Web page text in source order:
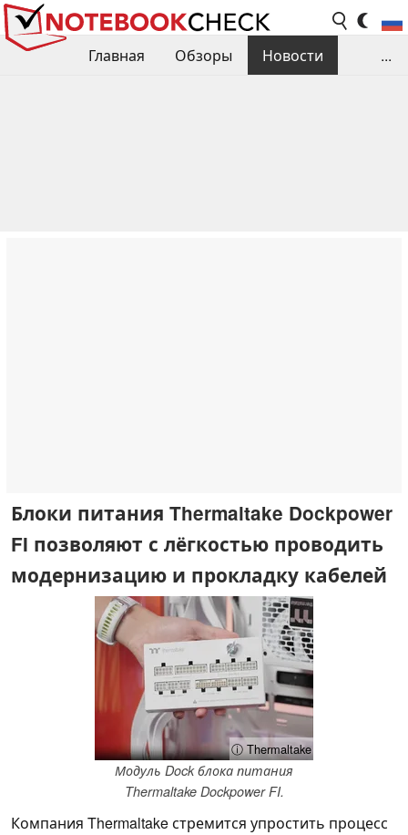
Главная Обзоры
Новости
...
Блоки питания Thermaltake Dockpower
FI позволяют с лёгкостью проводить
модернизацию и прокладку кабелей
ⓘ Thermaltake
Модуль Dock блока питания
Thermaltake Dockpower FI.
Компания Thermaltake стремится упростить процесс